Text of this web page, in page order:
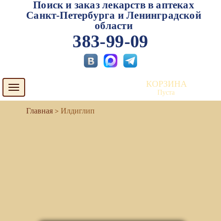
Поиск и заказ лекарств в аптеках
Санкт-Петербурга и Ленинградской
области
383-99-09
Toggle
navigation
КОРЗИНА
Пуста
Илдиглип